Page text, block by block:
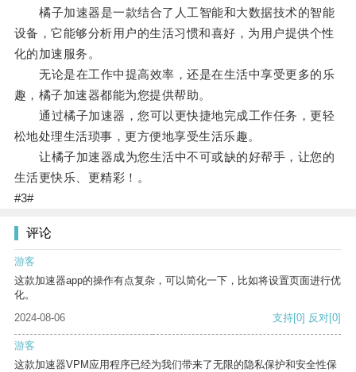
橘子加速器是一款结合了人工智能和大数据技术的智能
设备，它能够分析用户的生活习惯和喜好，为用户提供个性
化的加速服务。
无论是在工作中提高效率，还是在生活中享受更多的乐
趣，橘子加速器都能为您提供帮助。
通过橘子加速器，您可以更快捷地完成工作任务，更轻
松地处理生活琐事，更方便地享受生活乐趣。
让橘子加速器成为您生活中不可或缺的好帮手，让您的
生活更快乐、更精彩！。
#3#
评论
游客
这款加速器app的操作有点复杂，可以简化一下，比如将设置页面进行优
化。
2024-08-06
支持[0] 反对[0]
游客
这款加速器VPM应用程序已经为我们带来了无限的隐私保护和安全性保